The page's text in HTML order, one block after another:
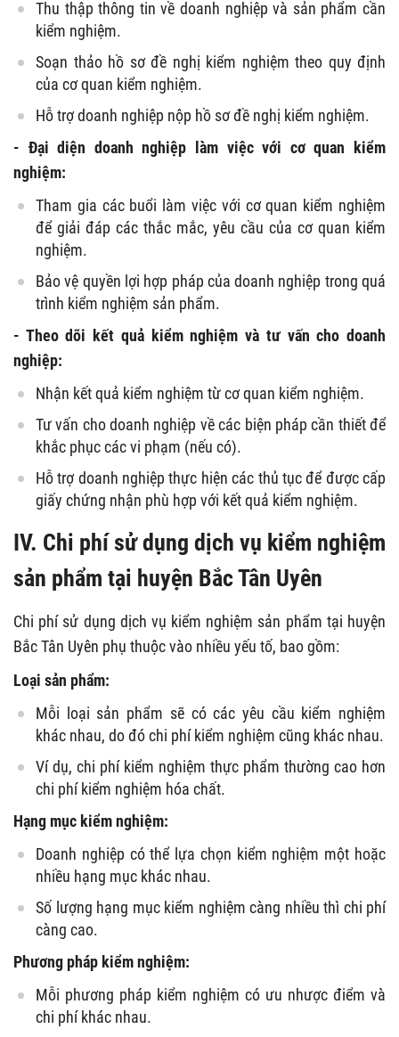
Thu thập thông tin về doanh nghiệp và sản phẩm cần
kiểm nghiệm.
Soạn thảo hồ sơ đề nghị kiểm nghiệm theo quy định
của cơ quan kiểm nghiệm.
Hỗ trợ doanh nghiệp nộp hồ sơ đề nghị kiểm nghiệm.
- Đại diện doanh nghiệp làm việc với cơ quan kiểm
nghiệm:
Tham gia các buổi làm việc với cơ quan kiểm nghiệm
để giải đáp các thắc mắc, yêu cầu của cơ quan kiểm
nghiệm.
Bảo vệ quyền lợi hợp pháp của doanh nghiệp trong quá
trình kiểm nghiệm sản phẩm.
- Theo dõi kết quả kiểm nghiệm và tư vấn cho doanh
nghiệp:
Nhận kết quả kiểm nghiệm từ cơ quan kiểm nghiệm.
Tư vấn cho doanh nghiệp về các biện pháp cần thiết để
khắc phục các vi phạm (nếu có).
Hỗ trợ doanh nghiệp thực hiện các thủ tục để được cấp
giấy chứng nhận phù hợp với kết quả kiểm nghiệm.
IV. Chi phí sử dụng dịch vụ kiểm nghiệm
sản phẩm tại huyện Bắc Tân Uyên
Chi phí sử dụng dịch vụ kiểm nghiệm sản phẩm tại huyện
Bắc Tân Uyên phụ thuộc vào nhiều yếu tố, bao gồm:
Loại sản phẩm:
Mỗi loại sản phẩm sẽ có các yêu cầu kiểm nghiệm
khác nhau, do đó chi phí kiểm nghiệm cũng khác nhau.
Ví dụ, chi phí kiểm nghiệm thực phẩm thường cao hơn
chi phí kiểm nghiệm hóa chất.
Hạng mục kiểm nghiệm:
Doanh nghiệp có thể lựa chọn kiểm nghiệm một hoặc
nhiều hạng mục khác nhau.
Số lượng hạng mục kiểm nghiệm càng nhiều thì chi phí
càng cao.
Phương pháp kiểm nghiệm:
Mỗi phương pháp kiểm nghiệm có ưu nhược điểm và
chi phí khác nhau.